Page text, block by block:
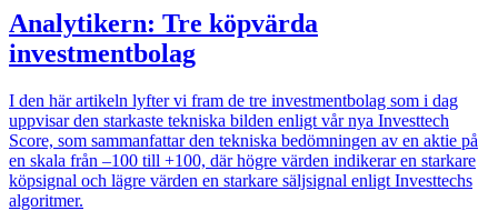
Analytikern: Tre köpvärda
investmentbolag
I den här artikeln lyfter vi fram de tre investmentbolag som i dag
uppvisar den starkaste tekniska bilden enligt vår nya Investtech
Score, som sammanfattar den tekniska bedömningen av en aktie på
en skala från –100 till +100, där högre värden indikerar en starkare
köpsignal och lägre värden en starkare säljsignal enligt Investtechs
algoritmer.